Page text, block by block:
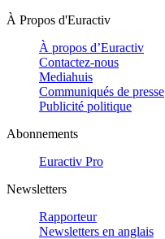
À Propos d'Euractiv
À propos d’Euractiv
Contactez-nous
Mediahuis
Communiqués de presse
Publicité politique
Abonnements
Euractiv Pro
Newsletters
Rapporteur
Newsletters en anglais